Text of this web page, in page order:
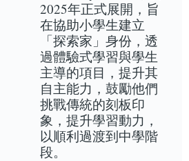
2025年正式展開，旨
在協助小學生建立
「探索家」身份，透
過體驗式學習與學生
主導的項目，提升其
自主能力，鼓勵他們
挑戰傳統的刻板印
象，提升學習動力，
以順利過渡到中學階
段。